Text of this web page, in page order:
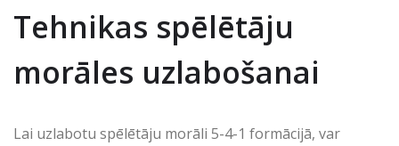
Tehnikas spēlētāju
morāles uzlabošanai
Lai uzlabotu spēlētāju morāli 5-4-1 formācijā, var